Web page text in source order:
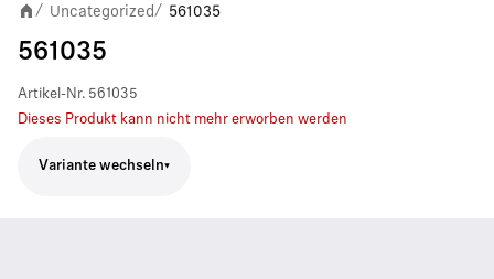
/ Uncategorized/ 561035
561035
Artikel-Nr. 561035
Dieses Produkt kann nicht mehr erworben werden
Variante wechseln